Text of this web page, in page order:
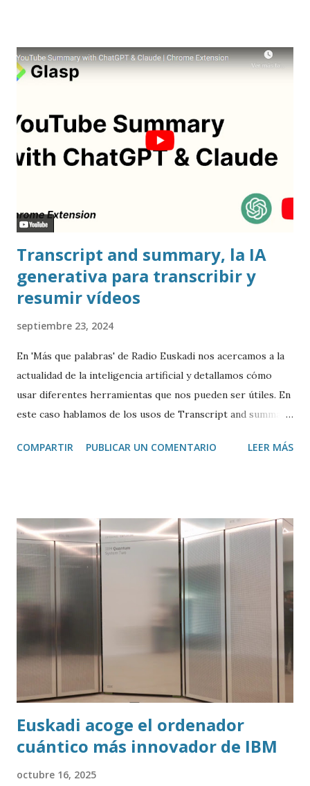
Transcript and summary, la IA
generativa para transcribir y
resumir vídeos
septiembre 23, 2024
En 'Más que palabras' de Radio Euskadi nos acercamos a la
actualidad de la inteligencia artificial y detallamos cómo
usar diferentes herramientas que nos pueden ser útiles. En
este caso hablamos de los usos de Transcript and summary
transcribir y resumir los vídeos de Youtube, así como
COMPARTIR PUBLICAR UN COMENTARIO LEER MÁS
Euskadi acoge el ordenador
cuántico más innovador de IBM
octubre 16, 2025